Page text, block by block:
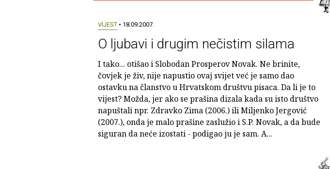
VIJEST• 18.09.2007.
O ljubavi i drugim nečistim silama
I tako... otišao i Slobodan Prosperov Novak. Ne brinite,
čovjek je živ, nije napustio ovaj svijet već je samo dao
ostavku na članstvo u Hrvatskom društvu pisaca. Da li je to
vijest? Možda, jer ako se prašina dizala kada su isto društvo
napuštali npr. Zdravko Zima (2006.) ili Miljenko Jergović
(2007.), onda je malo prašine zaslužio i S.P. Novak, a da bude
siguran da neće izostati - podigao ju je sam. A...